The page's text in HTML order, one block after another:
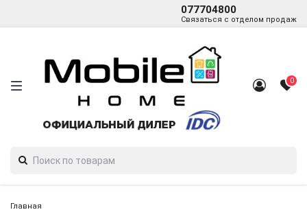
077704800
Связаться с отделом продаж
0
Главная